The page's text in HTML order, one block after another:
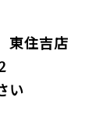
東住吉店
い